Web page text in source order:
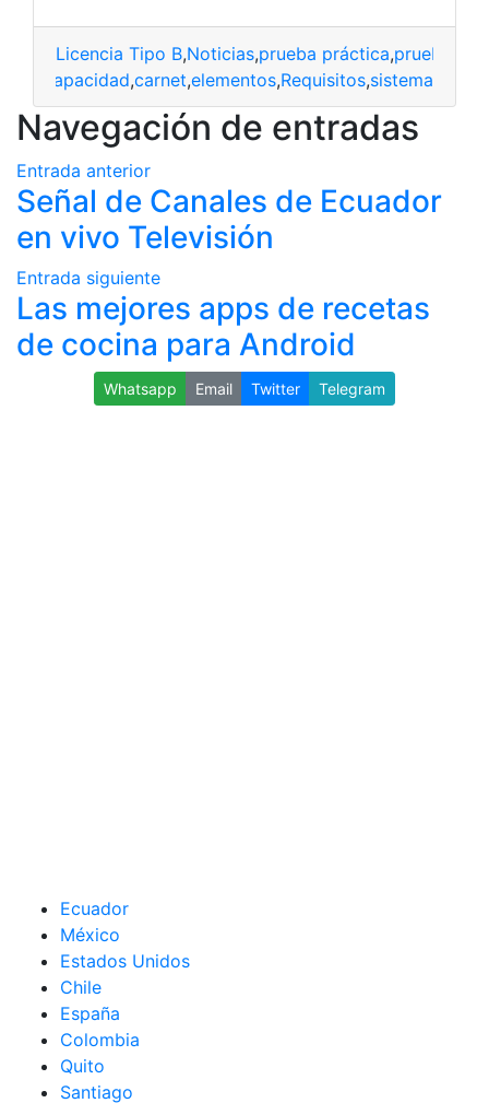
Licencia Tipo B,Noticias,prueba práctica,prueba
Capacidad,carnet,elementos,Requisitos,sistema
Navegación de entradas
Entrada anterior
Señal de Canales de Ecuador
en vivo Televisión
Entrada siguiente
Las mejores apps de recetas
de cocina para Android
Whatsapp Email Twitter Telegram
Ecuador
México
Estados Unidos
Chile
España
Colombia
Quito
Santiago